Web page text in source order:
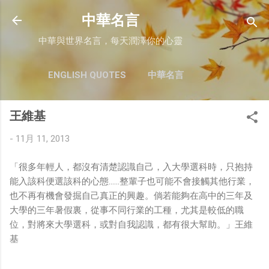
跳至主要內容
中華名言
中華與世界名言，每天潤澤你的心靈
ENGLISH QUOTES 中華名言
王維基
- 11月 11, 2013
「很多年輕人，都沒有清楚認識自己，入大學選科時，只抱持
能入該科便選該科的心態……整輩子也可能不會接觸其他行業，
也不再有機會發掘自己真正的興趣。倘若能夠在高中的三年及
大學的三年暑假裏，從事不同行業的工種，尤其是較低的職
位，對將來大學選科，或對自我認識，都有很大幫助。」王維
基